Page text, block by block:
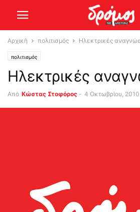
Αρχική πολιτισμός Ηλεκτρικές
πολιτισμός
Ηλεκτρικές
Από Κώστας Στοφόρος - 4 Οκτωβρίου, 2010